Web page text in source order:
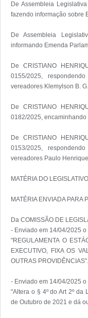
De Assembleia
fazendo informação sobre
De Assembleia
informando Emenda
De CRISTIANO
0155/2025,
vereadores Klemylson B.
De CRISTIANO
0182/2025,
De CRISTIANO
0153/2025,
vereadores Paulo
MATÉRIA DO LEGISLATIVO
MATÉRIA ENVIADA PARA
Da COMISSÃO DE
- Enviado em 14/04/2025
"REGULAMENTA O
EXECUTIVO, FIXA OS
OUTRAS PROVIDÊNCIAS".
- Enviado em 14/04/2025
"Altera o § 4º do Art 2º da
de Outubro de 2021 e dá